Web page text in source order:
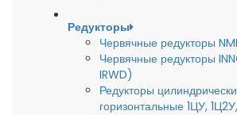
Редукторы
Червячные редукторы
Червячные редукторы
IRWD)
Редукторы
горизонтальные 1ЦУ,